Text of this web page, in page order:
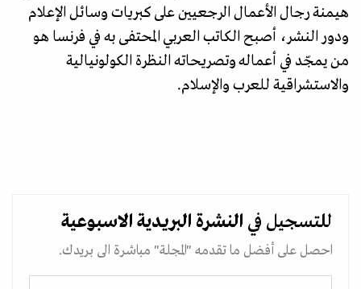
هيمنة رجال الأعمال الرجعيين على كبريات وسائل الإعلام
ودور النشر، أصبح الكاتب العربي المحتفى به في فرنسا هو
من يمجّد في أعماله وتصريحاته النظرة الكولونيالية
والاستشراقية للعرب والإسلام.
للتسجيل في النشرة البريدية الاسبوعية
احصل على أفضل ما تقدمه "المجلة" مباشرة الى بريدك.